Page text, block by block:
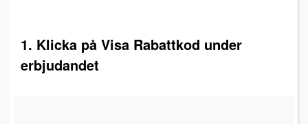
1. Klicka på Visa Rabattkod under
erbjudandet